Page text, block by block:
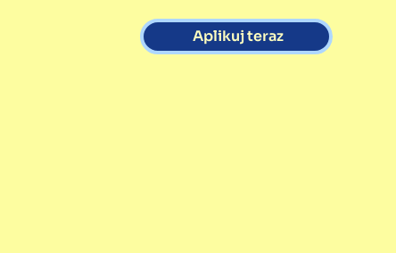
Aplikuj teraz